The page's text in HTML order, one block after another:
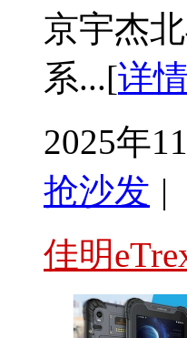
京宇杰
系...[详情
2025年
抢沙发 |
佳明